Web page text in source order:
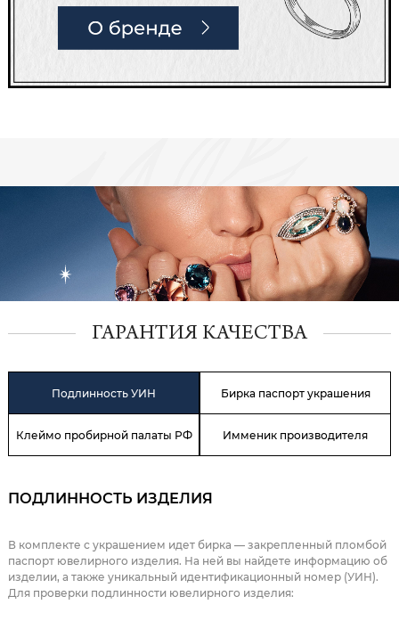
ГАРАНТИЯ КАЧЕСТВА
Подлинность УИН Бирка паспорт украшения
Клеймо пробирной палаты РФ Имменик производителя
ПОДЛИННОСТЬ ИЗДЕЛИЯ
В комплекте с украшением идет бирка — закрепленный пломбой
паспорт ювелирного изделия. На ней вы найдете информацию об
изделии, а также уникальный идентификационный номер (УИН).
Для проверки подлинности ювелирного изделия: